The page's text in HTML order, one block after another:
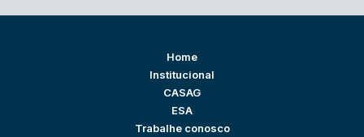
Home
Institucional
CASAG
ESA
Trabalhe conosco